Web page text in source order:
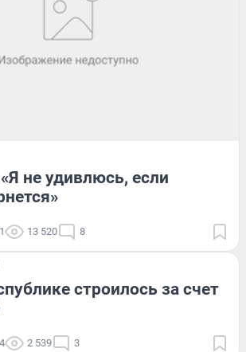
не удивлюсь, если
13 520 8
строилось за счет
2 539 3